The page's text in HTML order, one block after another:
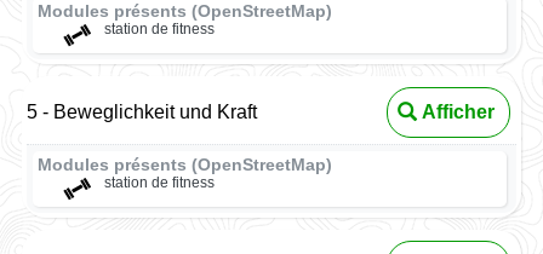
Modules présents (OpenStreetMap)
station de fitness
5 - Beweglichkeit und Kraft Afficher
Modules présents (OpenStreetMap)
station de fitness